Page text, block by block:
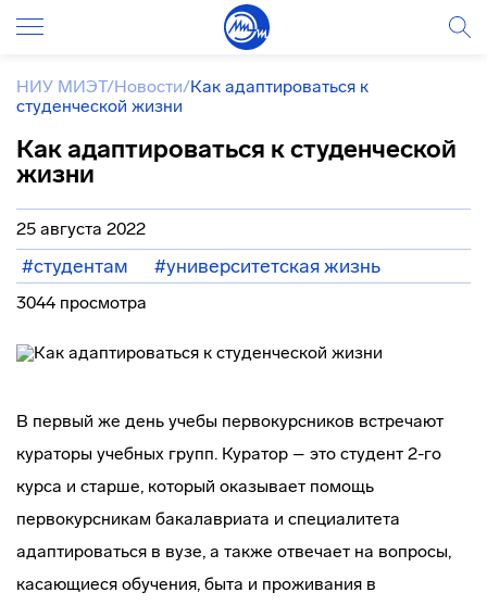
НИУ МИЭТ/Новости/Как адаптироваться к
студенческой жизни
Как адаптироваться к студенческой
жизни
25 августа 2022
#студентам #университетская жизнь
3044 просмотра
В первый же день учебы первокурсников встречают
кураторы учебных групп. Куратор ­– это студент 2-го
курса и старше, который оказывает помощь
первокурсникам бакалавриата и специалитета
адаптироваться в вузе, а также отвечает на вопросы,
касающиеся обучения, быта и проживания в